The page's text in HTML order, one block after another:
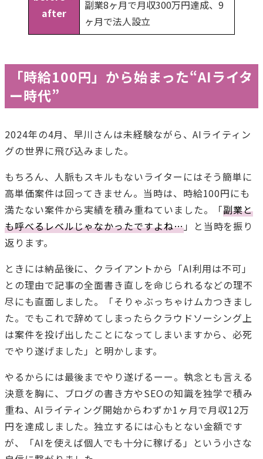
after
副業8ヶ月で月収300万円達成、9
ヶ月で法人設立
「時給100円」から始まった“AIライタ
ー時代”
2024年の4月、早川さんは未経験ながら、AIライティン
グの世界に飛び込みました。
もちろん、人脈もスキルもないライターにはそう簡単に
高単価案件は回ってきません。当時は、時給100円にも
満たない案件から実績を積み重ねていました。「副業と
も呼べるレベルじゃなかったですよね…」と当時を振り
返ります。
ときには納品後に、クライアントから「AI利用は不可」
との理由で記事の全面書き直しを命じられるなどの理不
尽にも直面しました。「そりゃぶっちゃけムカつきまし
た。でもこれで辞めてしまったらクラウドソーシング上
は案件を投げ出したことになってしまいますから、必死
でやり遂げました」と明かします。
やるからには最後までやり遂げるーー。執念とも言える
決意を胸に、ブログの書き方やSEOの知識を独学で積み
重ね、AIライティング開始からわずか1ヶ月で月収12万
円を達成しました。独立するには心もとない金額です
が、「AIを使えば個人でも十分に稼げる」という小さな